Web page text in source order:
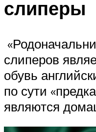
слиперы
слиперов
обувь
по сути
являются